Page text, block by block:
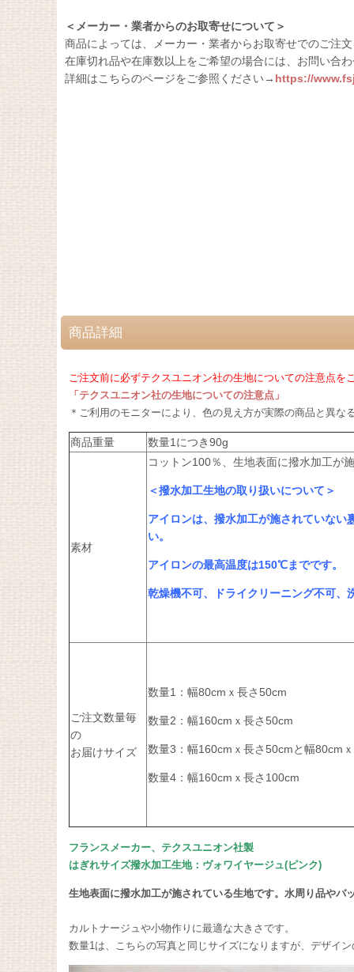
＜メーカー・業者からのお取寄せについて＞
商品によっては、メーカー・業者からお取寄せでのご注
在庫切れ品や在庫数以上をご希望の場合には、お問い合
詳細はこちらのページをご参照ください→ https://
商品詳細
ご注文前に必ずテクスユニオン社の生地についての注意点を
「テクスユニオン社の生地についての注意点」
＊ご利用のモニターにより、色の見え方が実際の商品と異な
商品重量 数量1につき90g
素材
コットン100％、生地表面に撥水加工が
＜撥水加工生地の取り扱いについて＞
アイロンは、撥水加工が施されていない
い。
アイロンの最高温度は150℃までです。
乾燥機不可、ドライクリーニング不可
ご注文数量毎
の
お届けサイズ
数量1：幅80cmｘ長さ50cm
数量2：幅160cmｘ長さ50cm
数量3：幅160cmｘ長さ50cmと幅80cm
数量4：幅160cmｘ長さ100cm
フランスメーカー、テクスユニオン社製
はぎれサイズ撥水加工生地：ヴォワイヤージュ(ピンク)
生地表面に撥水加工が施されている生地です。水周り品やバ
カルトナージュや小物作りに最適な大きさです。
数量1は、こちらの写真と同じサイズになりますが、デザイ